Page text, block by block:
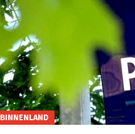
BINNENLAND